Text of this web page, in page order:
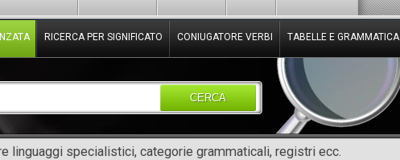
RICERCA PER SIGNIFICATO CONIUGATORE VERBI TABELLE E GRAMMATICA
CERCA
linguaggi specialistici, categorie grammaticali, registri ecc.